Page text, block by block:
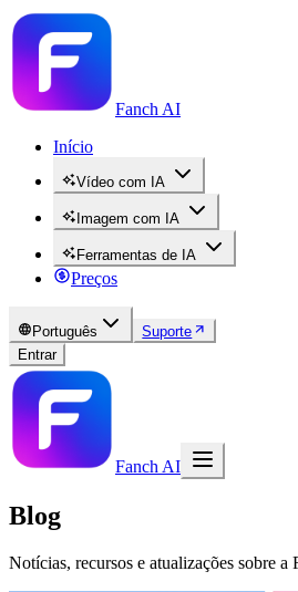
Fanch AI
Início
Vídeo com IA
Imagem com IA
Ferramentas de IA
Preços
Português
Suporte
Entrar
Fanch AI
Blog
Notícias, recursos e atualizações sobre a